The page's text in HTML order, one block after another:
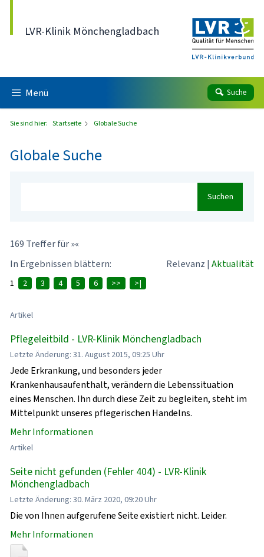
LVR-Klinik Mönchengladbach
Menü Suche
Sie sind hier: Startseite Globale Suche
Globale Suche
Suchen
169 Treffer für »«
In Ergebnissen blättern:
Relevanz | Aktualität
1 2 3 4 5 6 >> >|
Artikel
Pflegeleitbild - LVR-Klinik Mönchengladbach
Letzte Änderung: 31. August 2015, 09:25 Uhr
Jede Erkrankung, und besonders jeder
Krankenhausaufenthalt, verändern die Lebenssituation
eines Menschen. Ihn durch diese Zeit zu begleiten, steht im
Mittelpunkt unseres pflegerischen Handelns.
Mehr Informationen
Artikel
Seite nicht gefunden (Fehler 404) - LVR-Klinik
Mönchengladbach
Letzte Änderung: 30. März 2020, 09:20 Uhr
Die von Ihnen aufgerufene Seite existiert nicht. Leider.
Mehr Informationen